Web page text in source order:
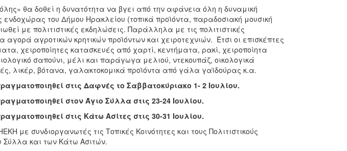
θα δοθεί η δυνατότητα να βγει από την αφάνεια όλη η δυναμική
του Δήμου Ηρακλείου (τοπικά προϊόντα, παραδοσιακή μουσική
με πολιτιστικές εκδηλώσεις. Παράλληλα με τις πολιτιστικές
αγορά αγροτικών κρητικών προϊόντων και χειροτεχνιών. Έτσι οι επισκέπτες
χειροποίητες κατασκευές από χαρτί, κεντήματα, ρακί, χειροποίητα
σαπούνι, μέλι και παράγωγα μελιού, ντεκουπάζ, οικολογικά
λικέρ, βότανα, γαλακτοκομικά προϊόντα από γάλα γαϊδούρας κ.α.
στις Δαφνές το Σαββατοκύριακο 1- 2 Ιουλίου.
στον Άγιο Σύλλα στις 23-24 Ιουλίου.
στις Κάτω Ασίτες στις 30-31 Ιουλίου.
με συνδιοργανωτές τις Τοπικές Κοινότητες και τους Πολιτιστικούς
και των Κάτω Ασιτών.